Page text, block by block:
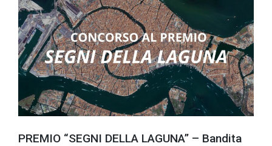
PREMIO “SEGNI DELLA LAGUNA” – Bandita